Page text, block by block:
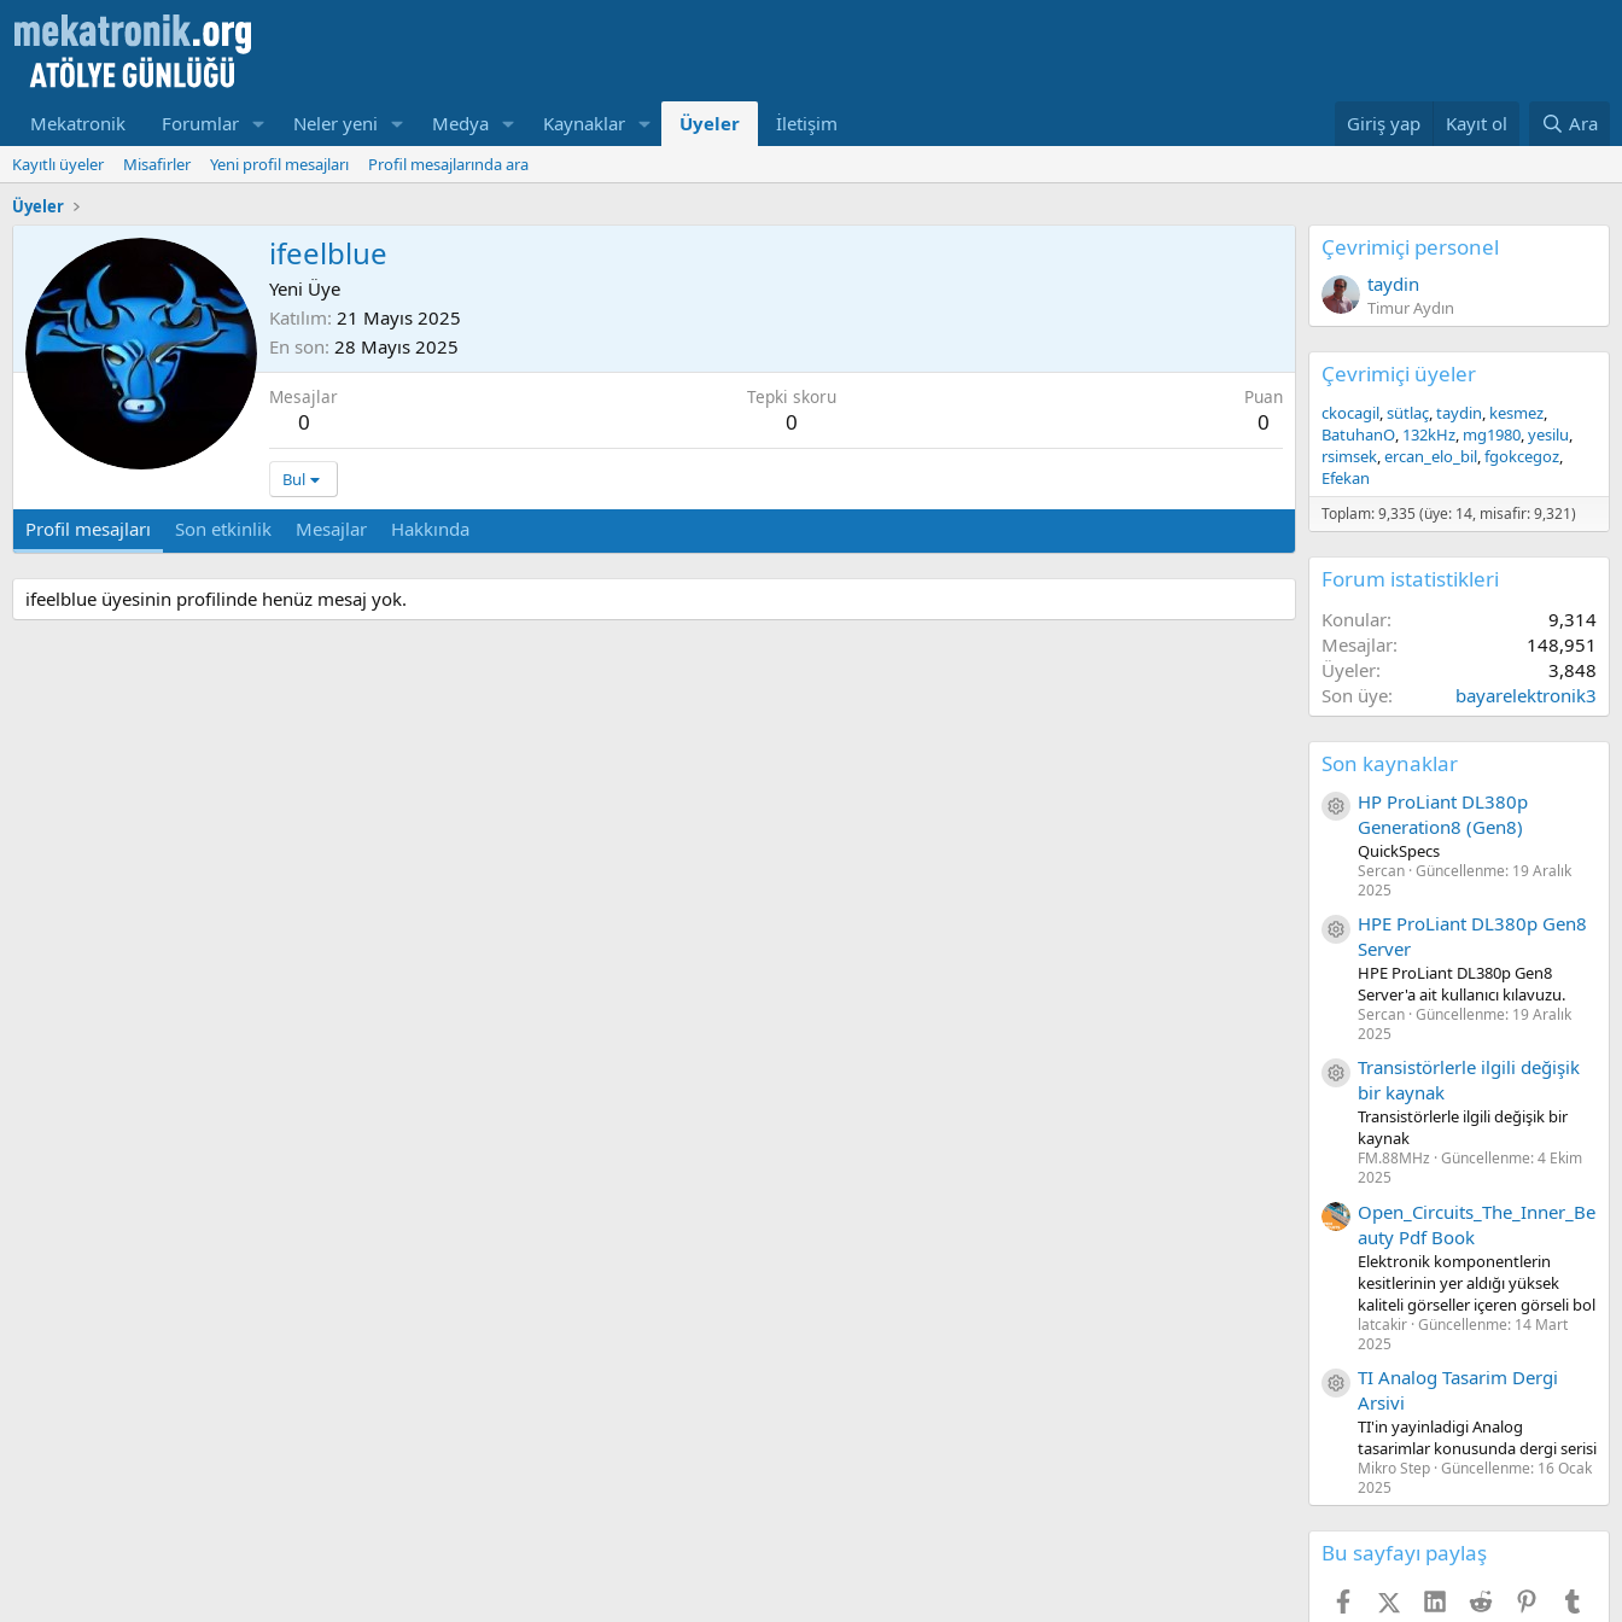
Mekatronik Forumlar Neler yeni Medya Kaynaklar Üyeler İletişim Giriş yap Kayıt ol Ara
Kayıtlı üyeler Misafirler Yeni profil mesajları
Profil mesajlarında ara
Üyeler
ifeelblue
Yeni Üye
Katılım 21 Mayıs 2025
En son 28 Mayıs 2025
Mesajlar
0
Tepki skoru
0
Puan
0
Bul
Profil mesajları Son etkinlik Mesajlar Hakkında
ifeelblue üyesinin profilinde henüz mesaj yok.
Çevrimiçi personel
taydin
Timur Aydın
Çevrimiçi üyeler
ckocagil sütlaç taydin kesmez
BatuhanO 132kHz mg1980 yesilu
rsimsek ercan_elo_bil fgokcegoz
Efekan
Toplam: 9,335 (üye: 14, misafir: 9,321)
Forum istatistikleri
Konular
9,314
Mesajlar
148,951
Üyeler
3,848
Son üye
bayarelektronik3
Son kaynaklar
Kaynak ikon/amblem
HP ProLiant DL380p
Generation8 (Gen8)
QuickSpecs
Sercan Güncellenme: 19 Aralık
2025
Kaynak ikon/amblem
HPE ProLiant DL380p Gen8
Server
HPE ProLiant DL380p Gen8
Server'a ait kullanıcı kılavuzu.
Sercan Güncellenme: 19 Aralık
2025
Kaynak ikon/amblem
Transistörlerle ilgili değişik
bir kaynak
Transistörlerle ilgili değişik bir
kaynak
FM.88MHz Güncellenme:4 Ekim
2025
Open_Circuits_The_Inner_Be
auty Pdf Book
Elektronik komponentlerin
kesitlerinin yer aldığı yüksek
kaliteli görseller içeren görseli bol
latcakir Güncellenme: 14 Mart
2025
Kaynak ikon/amblem
TI Analog Tasarim Dergi
Arsivi
TI'in yayinladigi Analog
tasarimlar konusunda dergi serisi
Mikro Step Güncellenme: 16 Ocak
2025
Bu sayfayı paylaş
FacebookX (Twitter)
LinkedIn
Reddit Pinterest